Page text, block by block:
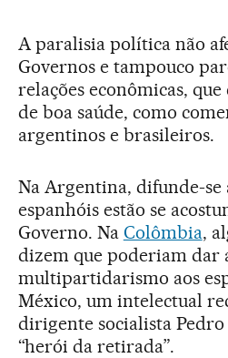
A paralisia política não
Governos e tampouco
relações econômicas,
de boa saúde, como
argentinos e brasileiros.
Na Argentina, difunde-se
espanhóis estão se
Governo. Na Colômbia,
dizem que poderiam dar
multipartidarismo aos
México, um intelectual
dirigente socialista Pedro
“herói da retirada”.